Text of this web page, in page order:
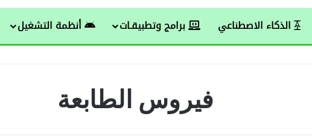
الذكاء الاصطناعي برامج وتطبيقـات أنظمة التشغيل
فيروس الطابعة